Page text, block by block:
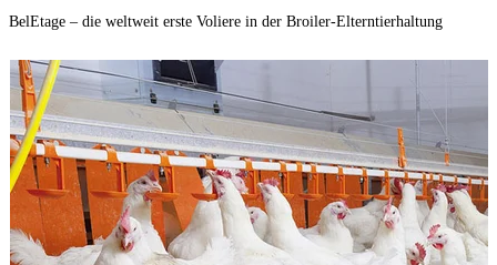
BelEtage – die weltweit erste Voliere in der Broiler-Elterntierhaltung